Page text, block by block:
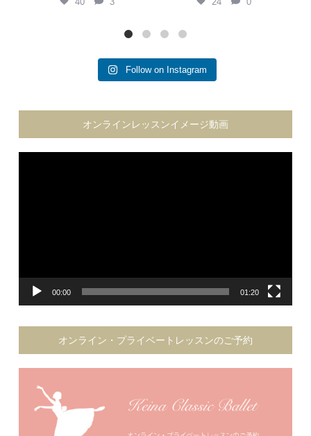
Follow on Instagram
オンラインレッスンイメージ動画
動
00:00 01:20
オンライン・プライベートレッスンのご予約